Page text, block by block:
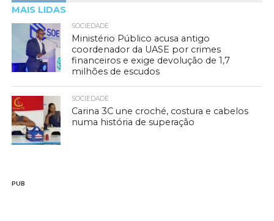
MAIS LIDAS
SOCIEDADE
Ministério Público acusa antigo
coordenador da UASE por crimes
financeiros e exige devolução de 1,7
milhões de escudos
SOCIEDADE
Carina 3C une croché, costura e cabelos
numa história de superação
PUB